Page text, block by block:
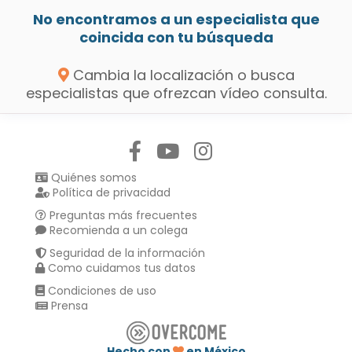
No encontramos a un especialista que
coincida con tu búsqueda
Cambia la localización o busca
especialistas que ofrezcan vídeo consulta.
Quiénes somos
Política de privacidad
Preguntas más frecuentes
Recomienda a un colega
Seguridad de la información
Como cuidamos tus datos
Condiciones de uso
Prensa